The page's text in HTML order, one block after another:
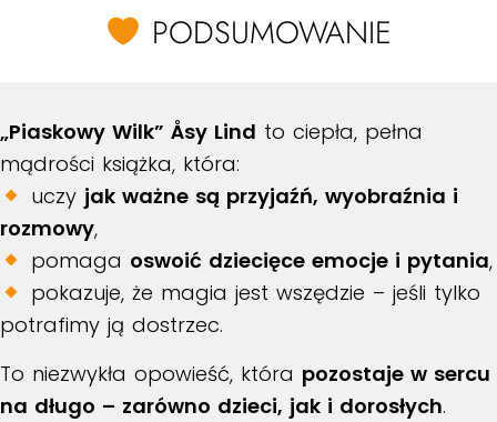
PODSUMOWANIE
„Piaskowy Wilk” Åsy Lind to ciepła, pełna
mądrości książka, która:
uczy jak ważne są przyjaźń, wyobraźnia i
rozmowy,
pomaga oswoić dziecięce emocje i pytania,
pokazuje, że magia jest wszędzie – jeśli tylko
potrafimy ją dostrzec.
To niezwykła opowieść, która pozostaje w sercu
na długo – zarówno dzieci, jak i dorosłych.